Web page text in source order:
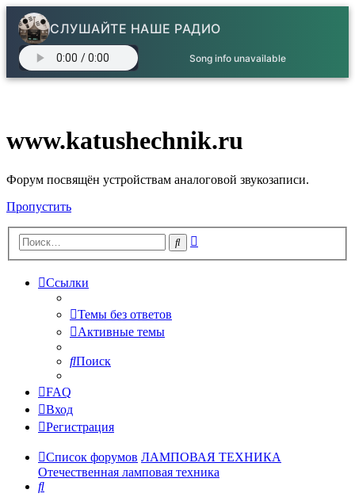
СЛУШАЙТЕ НАШЕ РАДИО
Song info unavailable
www.katushechnik.ru
Форум посвящён устройствам аналоговой звукозаписи.
Пропустить
Поиск
Ссылки
Темы без ответов
Активные темы
Поиск
FAQ
Вход
Регистрация
Список форумов ЛАМПОВАЯ ТЕХНИКА
Отечественная ламповая техника
Поиск